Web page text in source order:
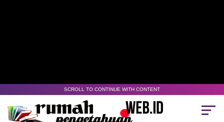
SCROLL TO CONTINUE WITH CONTENT